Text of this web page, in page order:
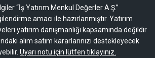
“İş Yatırım Menkul Değerler A.Ş.”
amacı ile hazırlanmıştır. Yatırım
yatırım danışmanlığı kapsamında değildir
alım satım kararlarınızı destekleyecek
Uyarı notu için lütfen tıklayınız.